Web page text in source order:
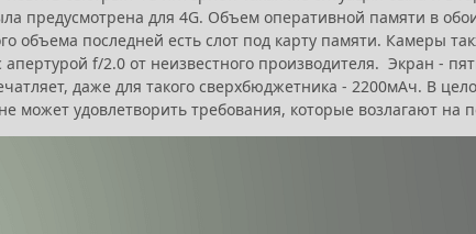
предусмотрена для 4G. Объем оперативной памяти в
объема последней есть слот под карту памяти. Камеры
апертурой f/2.0 от неизвестного производителя. Экран -
даже для такого сверхбюджетника - 2200мАч. В
может удовлетворить требования, которые возлагают на